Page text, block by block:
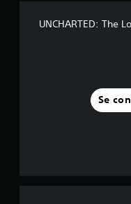
UNCHARTED: The
Se